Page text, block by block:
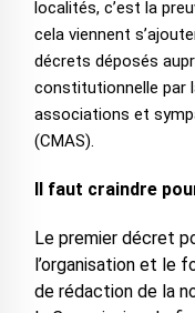
localités, c’est la
cela viennent
décrets déposés
constitutionnelle par
associations et
(CMAS).
Il faut craindre
Le premier décret
l’organisation et le
de rédaction de la